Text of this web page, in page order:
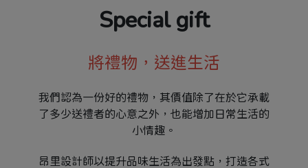
Special gift
將禮物，送進生活
我們認為一份好的禮物，其價值除了在於它承載
了多少送禮者的心意之外，也能增加日常生活的
小情趣。
昂里設計師以提升品味生活為出發點，打造各式